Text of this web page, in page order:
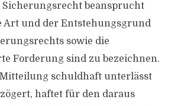
Sicherungsrecht beansprucht
Art und der Entstehungsgrund
sowie die
Forderung sind zu bezeichnen.
schuldhaft unterlässt
haftet für den daraus